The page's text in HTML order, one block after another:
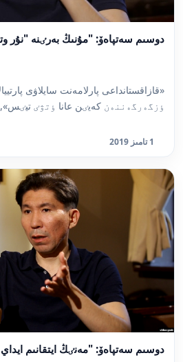
دوسىم سەتپاەۆ: "مۇنىڭ بەرٸنە "نۇر
«قازاقستانداعى پارلامەنت سايلاۋى
ٶزگەرگەننەن كەيٸن عانا ٶتۋٸ
1 تامىز 2019
دوسىم سەتپاەۆ: "مەنٸڭ ايتقانىم